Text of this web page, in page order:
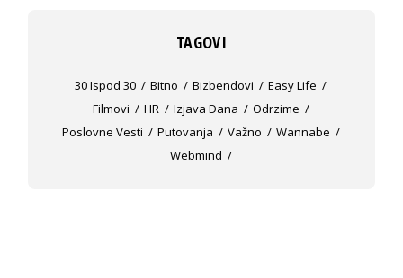
TAGOVI
30 Ispod 30 Bitno Bizbendovi
Easy Life
Filmovi
HR Izjava Dana
Odrzime
Poslovne Vesti
Putovanja Važno
Wannabe
Webmind